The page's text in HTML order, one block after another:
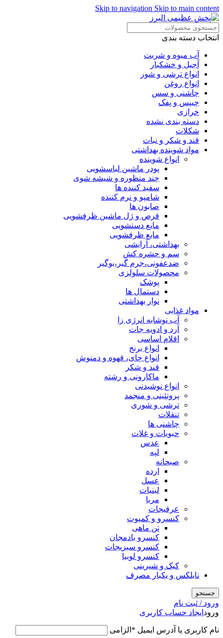
Skip to navigation Skip to main content
انتخاب دسته بندی
آب میوه و شربت
آجیل و خشکبار
انواع ترشی و شور
انواع روغن
چاشنی و سس
چیپس و پفک
خرازی
دسته بندی نشده
شکلات
قند و شکر و نبات
مواد شوینده بهداشتی
انواع شوینده
پودر ماشین لباسشویی
چند منظوره و شیشه شوی
سفید کننده ها
شامپو و نرم کننده
صابون ها
قرص و ژل ماشین ظرفشویی
مایع دستشویی
مایع ظرفشویی
بهداشتی، آرایشی
سم و حشره کش
ضدعفونی،جرم گیر،بوگیر
محصولات سلولزی
پوشک
دستمال ها
نوار بهداشتی
مواد غذایی
آب نوشابه انرژی زا
آرد و ادویه جات
اقلام اساسی
انواع برنج
انواع چای، قهوه و دمنوش
قند و شکر
ماکارونی و رشته
انواع نوشیدنی
پروتئینی و منجمد
ترشی و شوری
تنقلات
چاشنی ها
حبوبات و غلات
عدس
لپه
صبحانه
ارده
عسل
لبنیات
مربا
عرقیجات
کنسرو و کمپوت
تن ماهی
کنسرو بادمجان
کنسرو سبزیجات
کنسرو لوبیا
کیک و شیرینی
نایلکس و یکبار مصرف
جستجو
ورود / ثبت نام
ورود ایجاد حساب کاربری
نام کاربری یا آدرس ایمیل * الزامی